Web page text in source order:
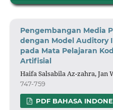
Pengembangan Media
dengan Model Auditory
pada Mata Pelajaran
Artifisial
Haifa Salsabila Az-zahra, Jan
747-759
PDF BAHASA